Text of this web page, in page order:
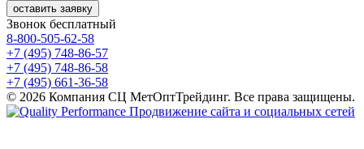
оставить заявку
Звонок бесплатный
8-800-505-62-58
+7 (495) 748-86-57
+7 (495) 748-86-58
+7 (495) 661-36-58
© 2026 Компания СЦ МетОптТрейдинг. Все права защищены.
Продвижение сайта и социальных сетей